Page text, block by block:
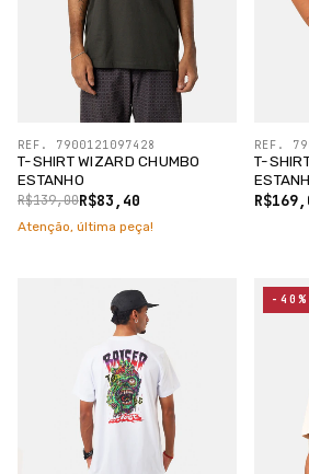
T-SHIRT WIZARD CHUMBO
ESTANHO
R$83,40
R$139,00
REF. 7900121097428
Atenção, última peça!
T-
REF.
-40%